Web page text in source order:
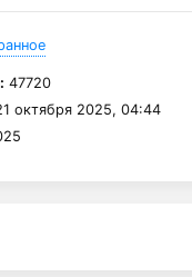
47720
октября 2025, 04:44